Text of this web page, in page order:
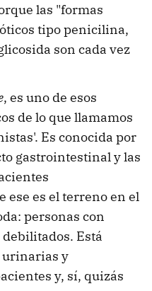
las "formas
tipo penicilina,
son cada vez
, es uno de esos
de lo que llamamos
Es conocida por
gastrointestinal y las
ese es el terreno en el
personas con
Está
urinarias y
y, sí, quizás